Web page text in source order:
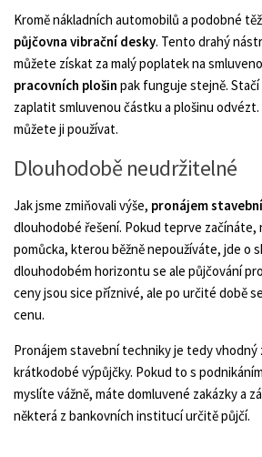
Kromě nákladních automobilů a podobné
půjčovna vibrační desky. Tento drahý
můžete získat za malý poplatek na
pracovních plošin pak funguje stejně.
zaplatit smluvenou částku a plošinu odvézt.
můžete ji používat.
Dlouhodobě neudržitelné
Jak jsme zmiňovali výše, pronájem
dlouhodobé řešení. Pokud teprve začínáte,
pomůcka, kterou běžně nepoužíváte, jde o
dlouhodobém horizontu se ale půjčování
ceny jsou sice příznivé, ale po určité době
cenu.
Pronájem stavební techniky je tedy vhodný
krátkodobé výpůjčky. Pokud to s
myslíte vážně, máte domluvené zakázky a
některá z bankovních institucí určitě půjčí.